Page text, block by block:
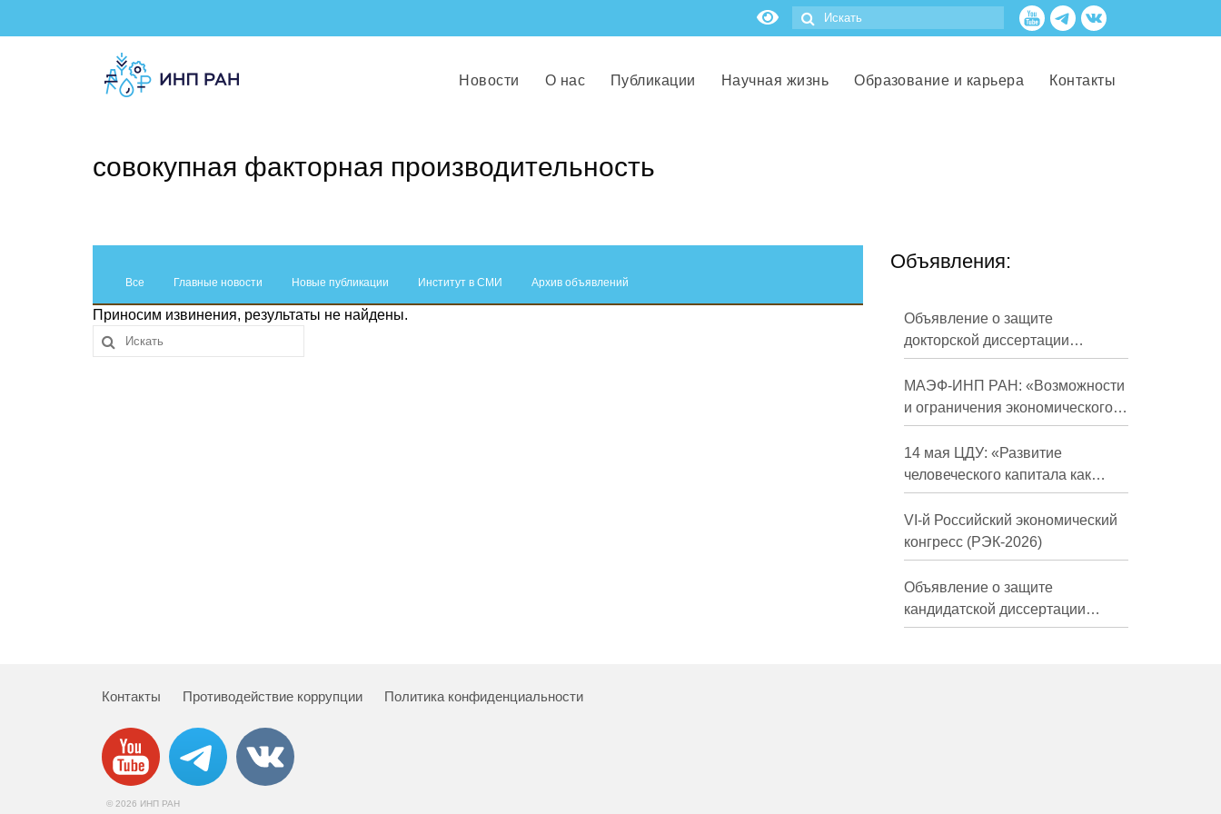
Новости О нас Публикации Научная жизнь Образование и карьера Контакты
совокупная факторная производительность
Все Главные новости Новые публикации Институт в СМИ Архив объявлений
Приносим извинения, результаты не найдены.
Объявления:
Объявление о защите
докторской диссертации
Кузнецова Михаила
Евгеньевича
МАЭФ-ИНП РАН: «Возможности
и ограничения экономического
развития России в средне- и
долгосрочной перспективе»
14 мая ЦДУ: «Развитие
человеческого капитала как
фактор экономического роста»
VI-й Российский экономический
конгресс (РЭК-2026)
Объявление о защите
кандидатской диссертации
Трындиной Николь Сергеевны
Контакты Противодействие коррупции Политика конфиденциальности
© 2026 ИНП РАН